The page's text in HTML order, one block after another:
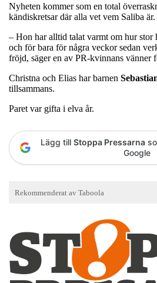
Nyheten kommer som en total
kändiskretsar där alla vet vem Saliba är.
– Hon har alltid talat varmt om hur stor
och för bara för några veckor sedan
fröjd, säger en av PR-kvinnans vänner
Christna och Elias har barnen
tillsammans.
Paret var gifta i elva år.
Lägg till Stoppa Pressarna
Google